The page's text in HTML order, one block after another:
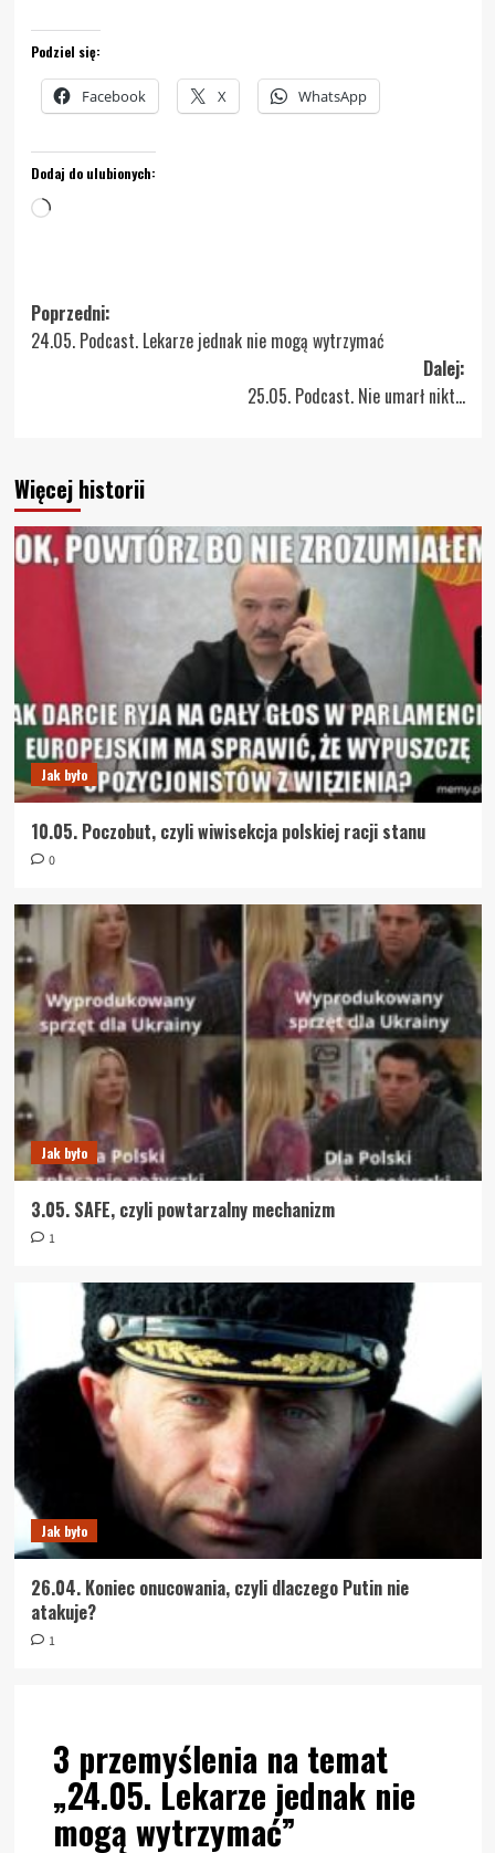
Podziel się:
Facebook X WhatsApp
Dodaj do ulubionych:
Wczytywanie…
Zobacz
wpisy
Poprzedni:
24.05. Podcast. Lekarze jednak nie mogą wytrzymać
Dalej:
25.05. Podcast. Nie umarł nikt…
Więcej historii
Jak było
10.05. Poczobut, czyli wiwisekcja polskiej racji stanu
0
Jak było
3.05. SAFE, czyli powtarzalny mechanizm
1
Jak było
26.04. Koniec onucowania, czyli dlaczego Putin nie
atakuje?
1
3 przemyślenia na temat
„24.05. Lekarze jednak nie
mogą wytrzymać”